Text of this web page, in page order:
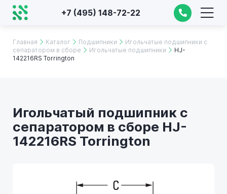
+7 (495) 148-72-22
Главная Каталог Подшипники
Игольчатые подшипники с
сепаратором в сборе
Игольчатые подшипники
HJ-
142216RS Torrington
Игольчатый подшипник с
сепаратором в сборе HJ-
142216RS Torrington